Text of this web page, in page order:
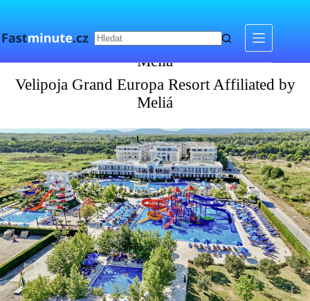
Velipoja Grand Europa Resort Affiliated by
Meliá
Velipoja Grand Europa Resort Affiliated by
Meliá